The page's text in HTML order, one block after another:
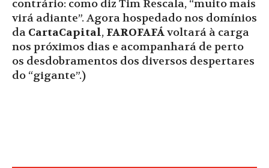
contrário: como diz Tim Rescala, “muito mais
virá adiante”. Agora hospedado nos domínios
da CartaCapital, FAROFAFÁvoltará à carga
nos próximos dias e acompanhará de perto
os desdobramentos dos diversos despertares
do “gigante”.)